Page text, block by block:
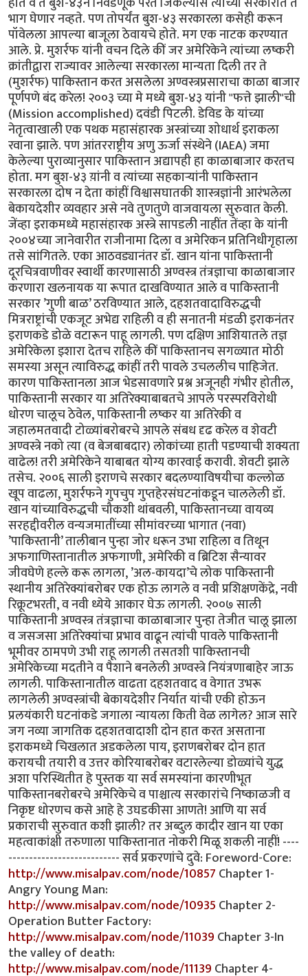
http://www.misalpav.com/node/10857Chapter 1-
Angry Young Man:
http://www.misalpav.com/node/10935Chapter 2-
Operation Butter Factory:
http://www.misalpav.com/node/11039Chapter 3-In
the valley of death:
http://www.misalpav.com/node/11139Chapter 4-